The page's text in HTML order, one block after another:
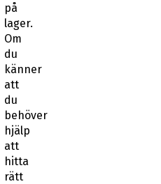
på
lager.
Om
du
känner
att
du
behöver
hjälp
att
hitta
rätt